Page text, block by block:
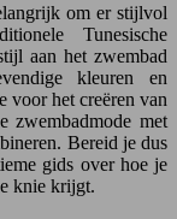
om er stijlvol
Tunesische
aan het zwembad
kleuren en
voor het creëren van
zwembadmode met
Bereid je dus
gids over hoe je
knie krijgt.